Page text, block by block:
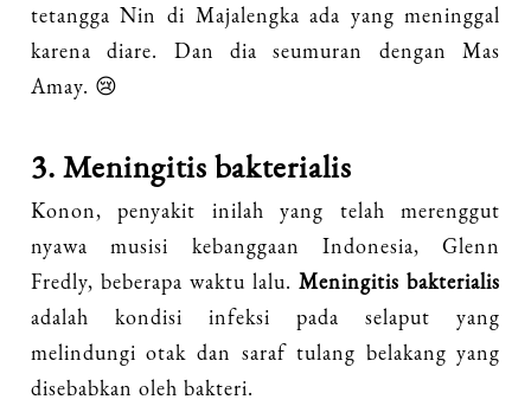
tetangga Nin di Majalengka ada yang meninggal
karena diare. Dan dia seumuran dengan Mas
Amay. 😢
3. Meningitis bakterialis
Konon, penyakit inilah yang telah merenggut
nyawa musisi kebanggaan Indonesia, Glenn
Fredly, beberapa waktu lalu.Meningitis bakterialis
adalah kondisi infeksi pada selaput yang
melindungi otak dan saraf tulang belakang yang
disebabkan oleh bakteri.